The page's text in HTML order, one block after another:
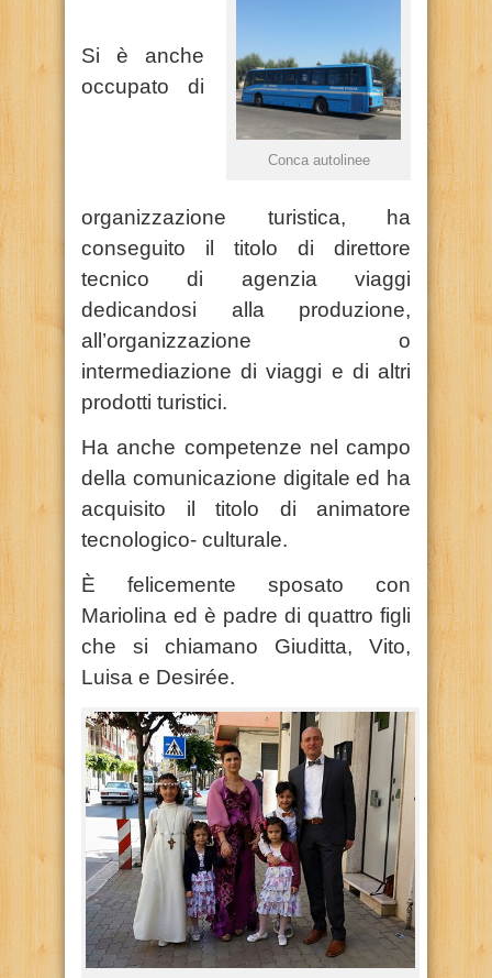
Conca autolinee
Si è anche
occupato di
organizzazione turistica, ha
conseguito il titolo di direttore
tecnico di agenzia viaggi
dedicandosi alla produzione,
all’organizzazione o
intermediazione di viaggi e di altri
prodotti turistici.
Ha anche competenze nel campo
della comunicazione digitale ed ha
acquisito il titolo di animatore
tecnologico- culturale.
È felicemente sposato con
Mariolina ed è padre di quattro figli
che si chiamano Giuditta, Vito,
Luisa e Desirée.